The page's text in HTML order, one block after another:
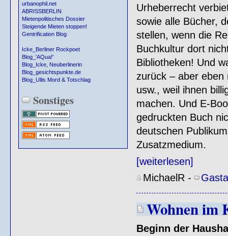
urbanophil.net
ABRISSBERLIN
Mietenpolitisches Dossier
Steigende Mieten stoppen!
Gentrification Blog
Icke_Berliner Rockpoet
Blog_'AQua!'
Blog_Icke, Neuberlinerin
Blog_gesichtspunkte.de
Blog_Ullis Mord & Totschlag
Sonstiges
Urheberrecht
sowie alle Bücher,
stellen, wenn die
Buchkultur dort
Bibliotheken! Und
zurück – aber eben
usw., weil ihnen
machen. Und E-
gedruckten Buch
deutschen
Zusatzmedium.
[weiterlesen]
MichaelR -
Wohnen im
Beginn der